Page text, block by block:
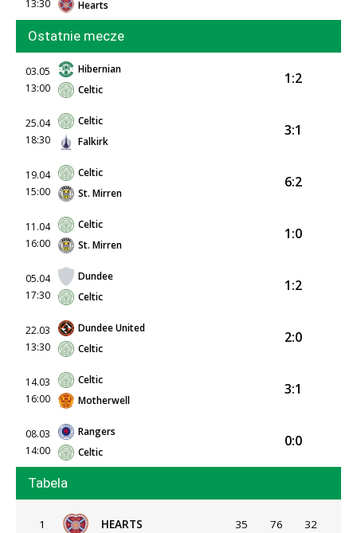
13:30 Hearts
Ostatnie mecze
03.05
13:00
Hibernian
Celtic
1:2
25.04
18:30
Celtic
Falkirk
3:1
19.04
15:00
Celtic
St. Mirren
6:2
11.04
16:00
Celtic
St. Mirren
1:0
05.04
17:30
Dundee
Celtic
1:2
22.03
13:30
Dundee United
Celtic
2:0
14.03
16:00
Celtic
Motherwell
3:1
08.03
14:00
Rangers
Celtic
0:0
Tabela
1 HEARTS 35 76 32